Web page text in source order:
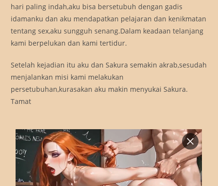
hari paling indah,aku bisa bersetubuh dengan gadis
idamanku dan aku mendapatkan pelajaran dan kenikmatan
tentang sex,aku sungguh senang.Dalam keadaan telanjang
kami berpelukan dan kami tertidur.
Setelah kejadian itu aku dan Sakura semakin akrab,sesudah
menjalankan misi kami melakukan
persetubuhan,kurasakan aku makin menyukai Sakura.
Tamat